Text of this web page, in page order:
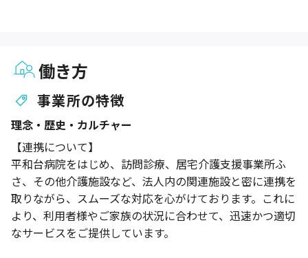
働き方
事業所の特徴
理念・歴史・カルチャー
【連携について】
平和台病院をはじめ、訪問診療、居宅介護支援事業所ふ
さ、その他介護施設など、法人内の関連施設と密に連携を
取りながら、スムーズな対応を心がけております。これに
より、利用者様やご家族の状況に合わせて、迅速かつ適切
なサービスをご提供しています。